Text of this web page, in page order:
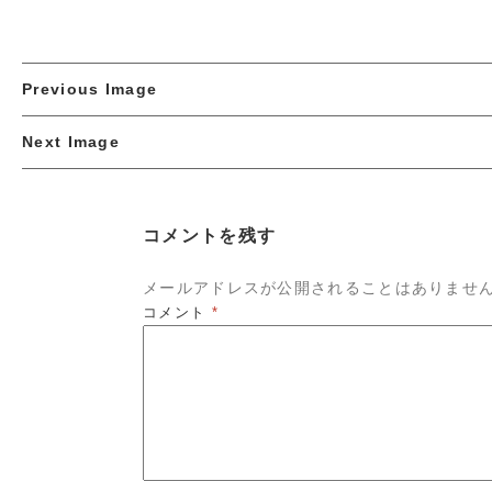
Previous Image
Next Image
コメントを残す
メールアドレスが公開されることはありませ
コメント *